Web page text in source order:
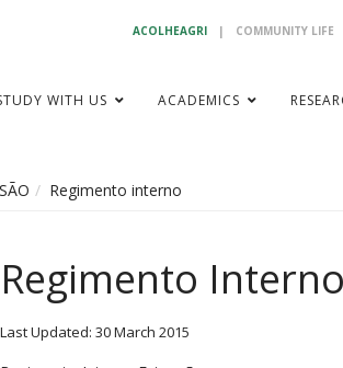
ACOLHEAGRI | COMMUNITY LIFE
WITH US ACADEMICS
Regimento interno
Regimento Interno
Last Updated: 30 March 2015